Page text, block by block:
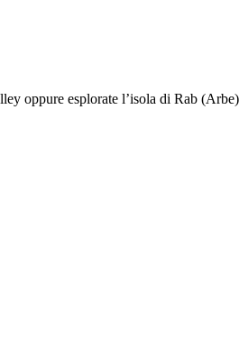
oppure esplorate l’isola di Rab